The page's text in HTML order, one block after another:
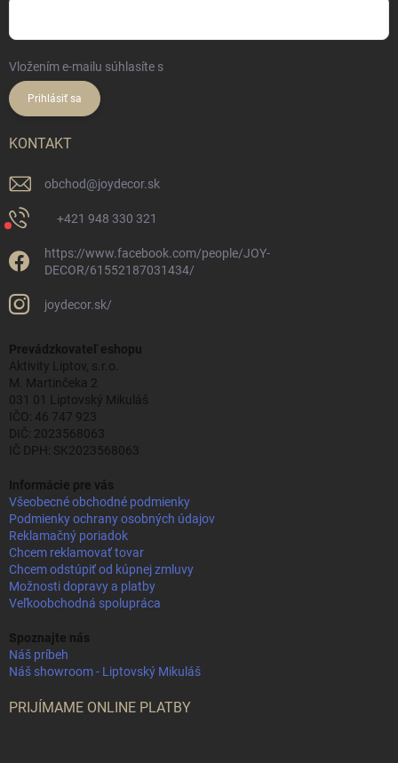
Vložením e-mailu súhlasíte s
Prihlásiť sa
KONTAKT
obchod@joydecor.sk
+421 948 330 321
https://www.facebook.com/people/JOY-
DECOR/61552187031434/
joydecor.sk/
Prevádzkovateľ eshopu
Aktivity Liptov, s.r.o.
M. Martinčeka 2
031 01 Liptovský Mikuláš
IČO: 46 747 923
DIČ: 2023568063
IČ DPH: SK2023568063
Informácie pre vás
Všeobecné obchodné podmienky
Podmienky ochrany osobných údajov
Reklamačný poriadok
Chcem reklamovať tovar
Chcem odstúpiť od kúpnej zmluvy
Možnosti dopravy a platby
Veľkoobchodná spolupráca
Spoznajte nás
Náš príbeh
Náš showroom - Liptovský Mikuláš
PRIJÍMAME ONLINE PLATBY